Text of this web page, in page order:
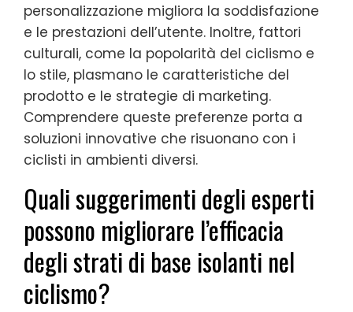
personalizzazione migliora la soddisfazione
e le prestazioni dell’utente. Inoltre, fattori
culturali, come la popolarità del ciclismo e
lo stile, plasmano le caratteristiche del
prodotto e le strategie di marketing.
Comprendere queste preferenze porta a
soluzioni innovative che risuonano con i
ciclisti in ambienti diversi.
Quali suggerimenti degli esperti
possono migliorare l’efficacia
degli strati di base isolanti nel
ciclismo?